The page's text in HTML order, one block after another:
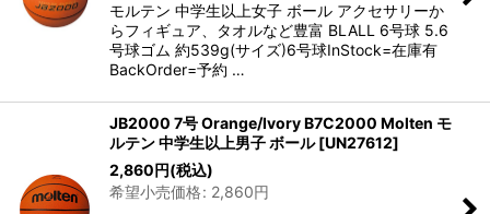
モルテン 中学生以上女子 ボール アクセサリーか
らフィギュア、タオルなど豊富 BLALL 6号球 5.6
号球ゴム 約539g(サイズ)6号球InStock=在庫有
BackOrder=予約 …
JB2000 7号 Orange/Ivory B7C2000 Molten モ
ルテン 中学生以上男子 ボール [UN27612]
2,860円(税込)
希望小売価格: 2,860円